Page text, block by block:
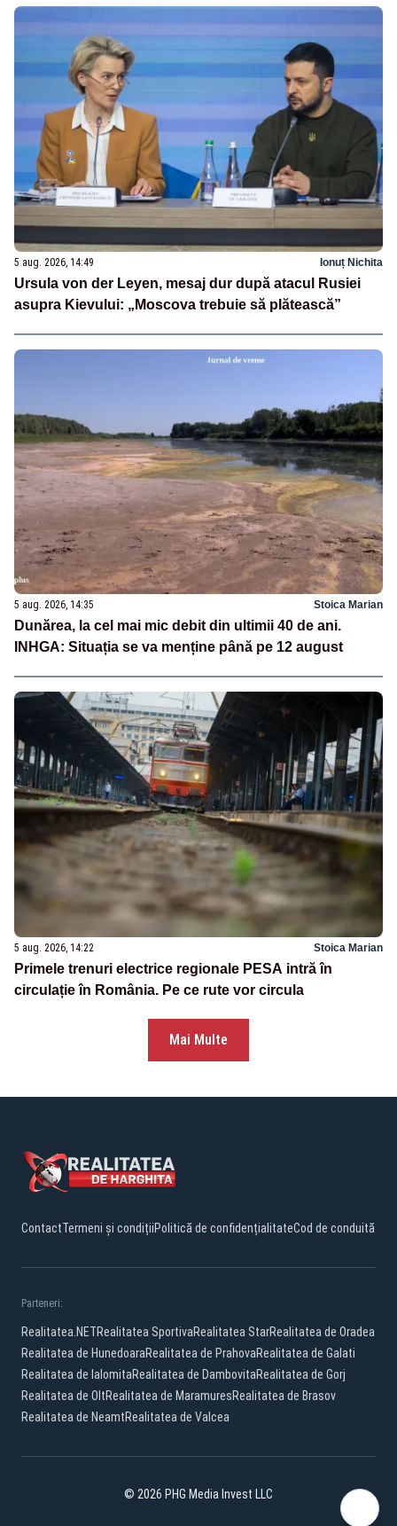
5 aug. 2026, 14:49 Ionuț Nichita
Ursula von der Leyen, mesaj dur după atacul Rusiei
asupra Kievului: „Moscova trebuie să plătească”
5 aug. 2026, 14:35 Stoica Marian
Dunărea, la cel mai mic debit din ultimii 40 de ani.
INHGA: Situația se va menține până pe 12 august
5 aug. 2026, 14:22 Stoica Marian
Primele trenuri electrice regionale PESA intră în
circulație în România. Pe ce rute vor circula
Mai Multe
ContactTermeni și condițiiPolitică de confidențialitateCod de conduită
Parteneri:
Realitatea.NETRealitatea SportivaRealitatea StarRealitatea de Oradea
Realitatea de HunedoaraRealitatea de PrahovaRealitatea de Galati
Realitatea de IalomitaRealitatea de DambovitaRealitatea de Gorj
Realitatea de OltRealitatea de MaramuresRealitatea de Brasov
Realitatea de NeamtRealitatea de Valcea
© 2026 PHG Media Invest LLC